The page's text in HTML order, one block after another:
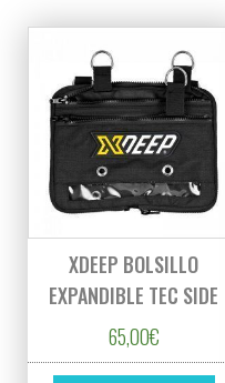
XDEEP BOLSILLO
EXPANDIBLE TEC SIDE
65,00€